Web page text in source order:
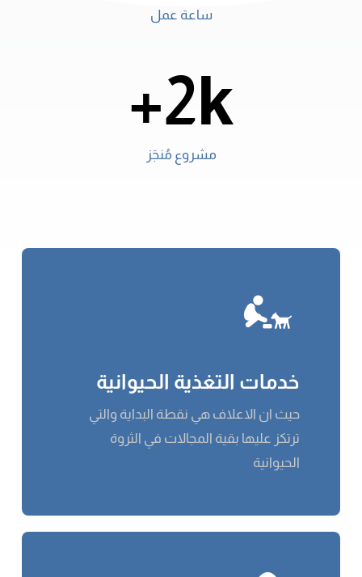
ساعة عمل
2k+
مشروع مُنجَز
خدمات التغذية الحيوانية
حيث ان الاعلاف هي نقطة البداية والتي
ترتكز عليها بقية المجالات في الثروة
الحيوانية